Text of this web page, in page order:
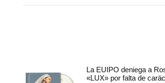
La EUIPO deniega a
«LUX» por falta de